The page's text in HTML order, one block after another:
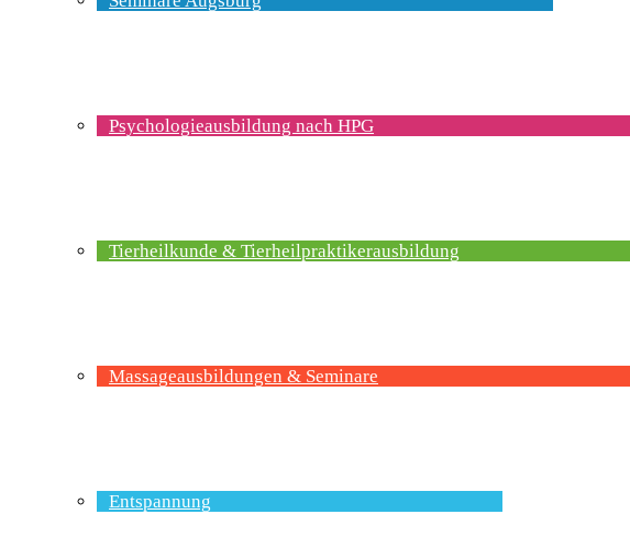
Psychologieausbildung nach HPG
Tierheilkunde & Tierheilpraktikerausbildung
Massageausbildungen & Seminare
Entspannung